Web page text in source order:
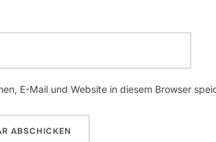
E-Mail und Website in diesem Browser